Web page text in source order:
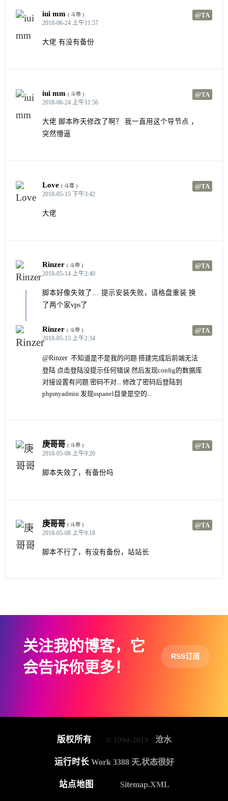
iui mm @TA
( 斗帝 )
2018-06-24 上午11:57
大佬 有没有备份
iui mm @TA
( 斗帝 )
2018-06-24 上午11:56
大佬 脚本昨天修改了啊？ 我一直用这个导节点 ，
突然懵逼
Love @TA
( 斗尊 )
2018-05-15 下午3:42
大佬
Rinzer @TA
( 斗帝 )
2018-05-14 上午2:40
脚本好像失效了… 提示安装失败，请格盘重装 换
了两个家vps了
Rinzer @TA
( 斗帝 )
2018-05-15 上午2:34
@Rinzer 不知道是不是我的问题 搭建完成后前端无法
登陆 点击登陆没提示任何错误 然后发现config的数据库
对接设置有问题 密码不对... 修改了密码后登陆到
phpmyadmin 发现sspanel目录是空的...
庚哥哥 @TA
( 斗帝 )
2018-05-08 上午9:20
脚本失效了，有备份吗
庚哥哥 @TA
( 斗帝 )
2018-05-08 上午9:18
脚本不行了，有没有备份，站站长
关注我的博客，它
会告诉你更多！
RSS订阅
版权所有 © 1994-2019 · 沧水
运行时长Work 3388 天,状态很好
站点地图 Sitemap.XML